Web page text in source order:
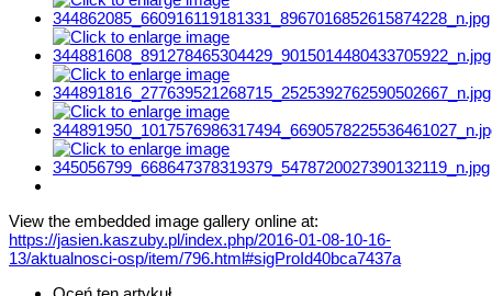
View the embedded image gallery online at:
https://jasien.kaszuby.pl/index.php/2016-01-08-10-16-
13/aktualnosci-osp/item/796.html#sigProId40bca7437a